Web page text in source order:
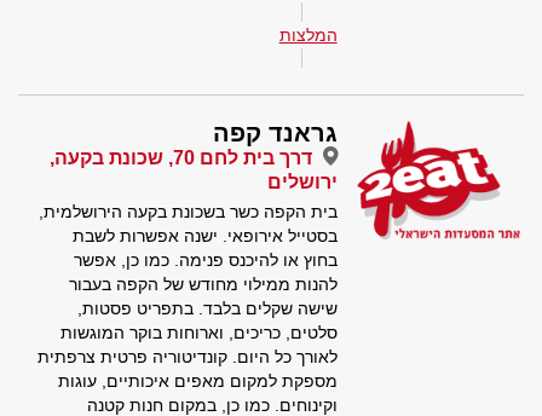
המלצות
גראנד קפה
דרך בית לחם 70, שכונת בקעה,
ירושלים
בית הקפה כשר בשכונת בקעה הירושלמית,
בסטייל אירופאי. ישנה אפשרות לשבת
בחוץ או להיכנס פנימה. כמו כן, אפשר
להנות ממילוי מחודש של הקפה בעבור
שישה שקלים בלבד. בתפריט פסטות,
סלטים, כריכים, וארוחות בוקר המוגשות
לאורך כל היום. קונדיטוריה פרטית צרפתית
מספקת למקום מאפים איכותיים, עוגות
וקינוחים. כמו כן, במקום חנות קטנה